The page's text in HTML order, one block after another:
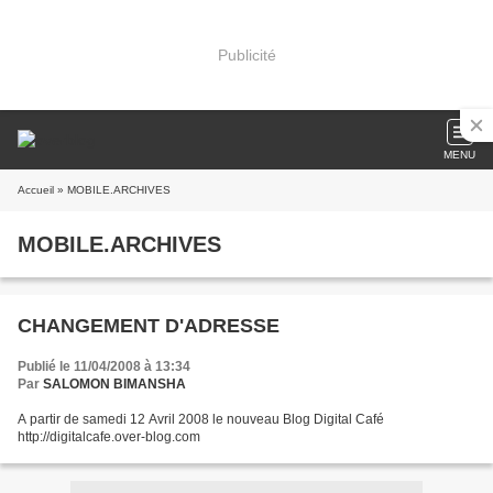
Publicité
MENU
Accueil » MOBILE.ARCHIVES
MOBILE.ARCHIVES
CHANGEMENT D'ADRESSE
Publié le 11/04/2008 à 13:34
Par SALOMON BIMANSHA
A partir de samedi 12 Avril 2008 le nouveau Blog Digital Café
http://digitalcafe.over-blog.com